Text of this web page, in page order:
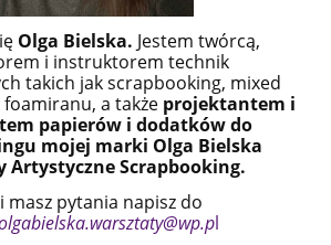
Olga Bielska. Jestem twórcą,
i instruktorem technik
takich jak scrapbooking, mixed
foamiranu, a także projektantem i
papierów i dodatków do
mojej marki Olga Bielska
Artystyczne Scrapbooking.
masz pytania napisz do
l